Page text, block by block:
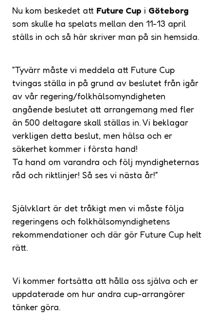
Nu kom beskedet att Future Cup i Göteborg
som skulle ha spelats mellan den 11-13 april
ställs in och så här skriver man på sin hemsida.
”Tyvärr måste vi meddela att Future Cup
tvingas ställa in på grund av beslutet från igår
av vår regering/folkhälsomyndigheten
angående beslutet att arrangemang med fler
än 500 deltagare skall ställas in. Vi beklagar
verkligen detta beslut, men hälsa och er
säkerhet kommer i första hand!
Ta hand om varandra och följ myndigheternas
råd och riktlinjer! Så ses vi nästa år!”
Självklart är det tråkigt men vi måste följa
regeringens och folkhälsomyndighetens
rekommendationer och där gör Future Cup helt
rätt.
Vi kommer fortsätta att hålla oss själva och er
uppdaterade om hur andra cup-arrangörer
tänker göra.